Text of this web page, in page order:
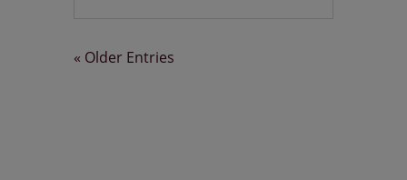
« Older Entries